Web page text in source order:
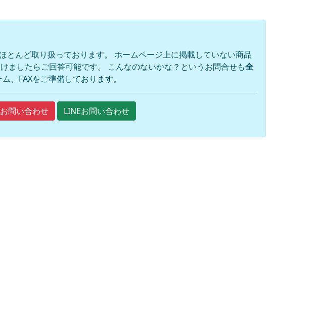
んど取り扱っております。 ホームページ上に掲載していない商品
たらご回答可能です。 こんなのないかな？というお問合せも全
、FAXをご準備しております。
問い合わせ LINEお問い合わせ